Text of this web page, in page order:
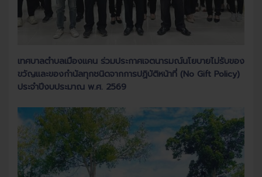
เทศบาลตำบลเมืองแคน ร่วมประกาศเจตนารมณ์นโยบายไม่รับของ
ขวัญและของกำนัลทุกชนิดจากการปฏิบัติหน้าที่ (No Gift Policy)
ประจำปีงบประมาณ พ.ศ. 2569